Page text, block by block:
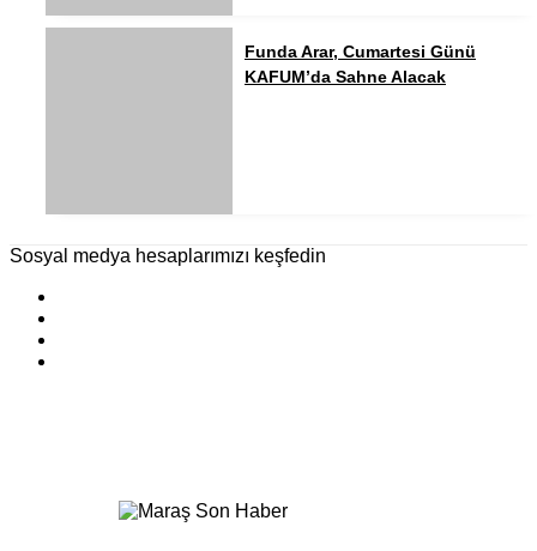
Funda Arar, Cumartesi Günü
KAFUM’da Sahne Alacak
Sosyal medya hesaplarımızı keşfedin